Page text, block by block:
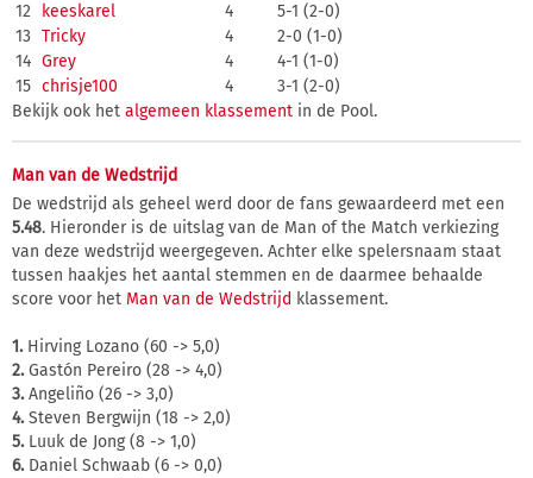
12
keeskarel 4
5-1 (2-0)
13 Tricky 4
2-0 (1-0)
14 Grey 4
4-1 (1-0)
15 chrisje100 4
3-1 (2-0)
Bekijk ook het algemeen klassement in de Pool.
Man van de Wedstrijd
De wedstrijd als geheel werd door de fans gewaardeerd met een
5.48. Hieronder is de uitslag van de Man of the Match verkiezing
van deze wedstrijd weergegeven. Achter elke spelersnaam staat
tussen haakjes het aantal stemmen en de daarmee behaalde
score voor het Man van de Wedstrijd klassement.
1.Hirving Lozano (60 -> 5,0)
2.Gastón Pereiro (28 -> 4,0)
3.Angeliño (26 -> 3,0)
4.Steven Bergwijn (18 -> 2,0)
5.Luuk de Jong (8 -> 1,0)
6.Daniel Schwaab (6 -> 0,0)